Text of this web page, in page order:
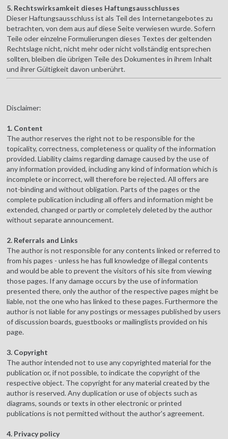
5. Rechtswirksamkeit dieses Haftungsausschlusses
Dieser Haftungsausschluss ist als Teil des Internetangebotes zu
betrachten, von dem aus auf diese Seite verwiesen wurde. Sofern
Teile oder einzelne Formulierungen dieses Textes der geltenden
Rechtslage nicht, nicht mehr oder nicht vollständig entsprechen
sollten, bleiben die übrigen Teile des Dokumentes in ihrem Inhalt
und ihrer Gültigkeit davon unberührt.
Disclaimer:
1. Content
The author reserves the right not to be responsible for the
topicality, correctness, completeness or quality of the information
provided. Liability claims regarding damage caused by the use of
any information provided, including any kind of information which is
incomplete or incorrect, will therefore be rejected. All offers are
not-binding and without obligation. Parts of the pages or the
complete publication including all offers and information might be
extended, changed or partly or completely deleted by the author
without separate announcement.
2. Referrals and Links
The author is not responsible for any contents linked or referred to
from his pages - unless he has full knowledge of illegal contents
and would be able to prevent the visitors of his site from viewing
those pages. If any damage occurs by the use of information
presented there, only the author of the respective pages might be
liable, not the one who has linked to these pages. Furthermore the
author is not liable for any postings or messages published by users
of discussion boards, guestbooks or mailinglists provided on his
page.
3. Copyright
The author intended not to use any copyrighted material for the
publication or, if not possible, to indicate the copyright of the
respective object. The copyright for any material created by the
author is reserved. Any duplication or use of objects such as
diagrams, sounds or texts in other electronic or printed
publications is not permitted without the author's agreement.
4. Privacy policy